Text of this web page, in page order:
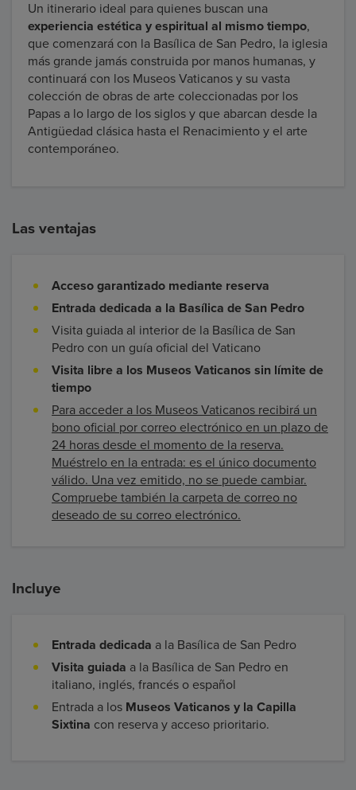
Un itinerario ideal para quienes buscan una
experiencia estética y espiritual al mismo tiempo,
que comenzará con la Basílica de San Pedro, la iglesia
más grande jamás construida por manos humanas, y
continuará con los Museos Vaticanos y su vasta
colección de obras de arte coleccionadas por los
Papas a lo largo de los siglos y que abarcan desde la
Antigüedad clásica hasta el Renacimiento y el arte
contemporáneo.
Las ventajas
Acceso garantizado mediante reserva
Entrada dedicada a la Basílica de San Pedro
Visita guiada al interior de la Basílica de San
Pedro con un guía oficial del Vaticano
Visita libre a los Museos Vaticanos sin límite de
tiempo
Para acceder a los Museos Vaticanos recibirá un
bono oficial por correo electrónico en un plazo de
24 horas desde el momento de la reserva.
Muéstrelo en la entrada: es el único documento
válido. Una vez emitido, no se puede cambiar.
Compruebe también la carpeta de correo no
deseado de su correo electrónico.
Incluye
Entrada dedicada a la Basílica de San Pedro
Visita guiada a la Basílica de San Pedro en
italiano, inglés, francés o español
Entrada a los Museos Vaticanos y la Capilla
Sixtina con reserva y acceso prioritario.